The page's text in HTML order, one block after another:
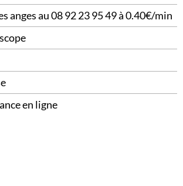
anges au 08 92 23 95 49 à 0.40€/min
en ligne